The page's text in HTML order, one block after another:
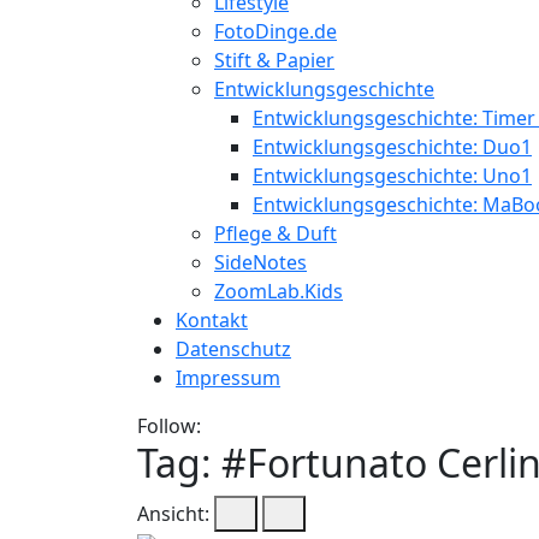
FotoDinge.de
Stift & Papier
Entwicklungsgeschichte
Entwicklungsgeschichte: Timer
Entwicklungsgeschichte: Duo1
Entwicklungsgeschichte: Uno1
Entwicklungsgeschichte:
Pflege & Duft
SideNotes
ZoomLab.Kids
Kontakt
Datenschutz
Impressum
Follow:
Tag: #Fortunato
Ansicht: